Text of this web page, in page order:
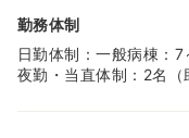
勤務体制
日勤体制：一般病棟：
夜勤・当直体制：2名（